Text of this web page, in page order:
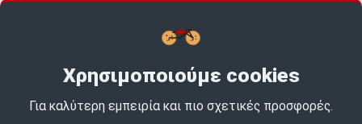
Χρησιμοποιούμε cookies
Για καλύτερη εμπειρία και πιο σχετικές προσφορές.